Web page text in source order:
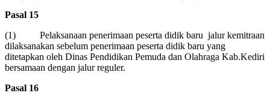
Pasal 15
(1) Pelaksanaan penerimaan peserta didik baru jalur kemitraan
dilaksanakan sebelum penerimaan peserta didik baru yang
ditetapkan oleh Dinas Pendidikan Pemuda dan Olahraga Kab.Kediri
bersamaan dengan jalur reguler.
Pasal 16